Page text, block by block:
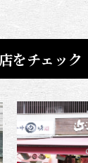
をチェック